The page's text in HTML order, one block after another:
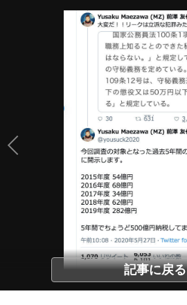
記事に戻る